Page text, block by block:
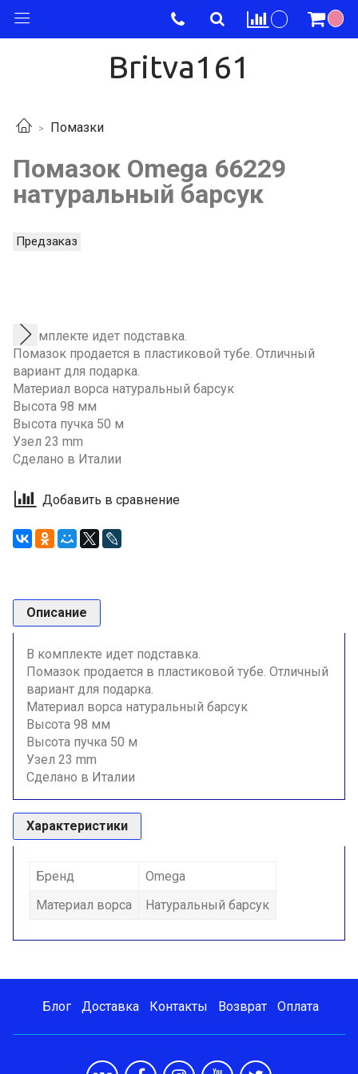
Britva161
Помазки
Помазок Omega 66229
натуральный барсук
Предзаказ
В комплекте идет подставка.
Помазок продается в пластиковой тубе. Отличный
вариант для подарка.
Материал ворса натуральный барсук
Высота 98 мм
Высота пучка 50 м
Узел 23 mm
Сделано в Италии
Добавить в сравнение
Описание
В комплекте идет подставка.
Помазок продается в пластиковой тубе. Отличный
вариант для подарка.
Материал ворса натуральный барсук
Высота 98 мм
Высота пучка 50 м
Узел 23 mm
Сделано в Италии
Характеристики
Бренд
Omega
Материал ворса
Натуральный барсук
Блог Доставка Контакты Возврат Оплата